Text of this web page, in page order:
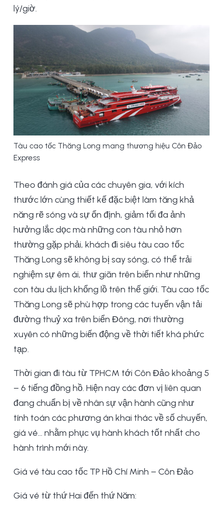
lý/giờ.
Tàu cao tốc Thăng Long mang thương hiệu Côn Đảo
Express
Theo đánh giá của các chuyên gia, với kích
thước lớn cùng thiết kế đặc biệt làm tăng khả
năng rẽ sóng và sự ổn định, giảm tối đa ảnh
hưởng lắc dọc mà những con tàu nhỏ hơn
thường gặp phải, khách đi siêu tàu cao tốc
Thăng Long sẽ không bị say sóng, có thể trải
nghiệm sự êm ái, thư giãn trên biển như những
con tàu du lịch khổng lồ trên thế giới. Tàu cao tốc
Thăng Long sẽ phù hợp trong các tuyến vận tải
đường thuỷ xa trên biển Đông, nơi thường
xuyên có những biến động về thời tiết khá phức
tạp.
Thời gian đi tàu từ TPHCM tới Côn Đảo khoảng 5
– 6 tiếng đồng hồ. Hiện nay các đơn vị liên quan
đang chuẩn bị về nhân sự vận hành cũng như
tính toán các phương án khai thác về số chuyến,
giá vé… nhằm phục vụ hành khách tốt nhất cho
hành trình mới này.
Giá vé tàu cao tốc TP Hồ Chí Minh – Côn Đảo
Giá vé từ thứ Hai đến thứ Năm: